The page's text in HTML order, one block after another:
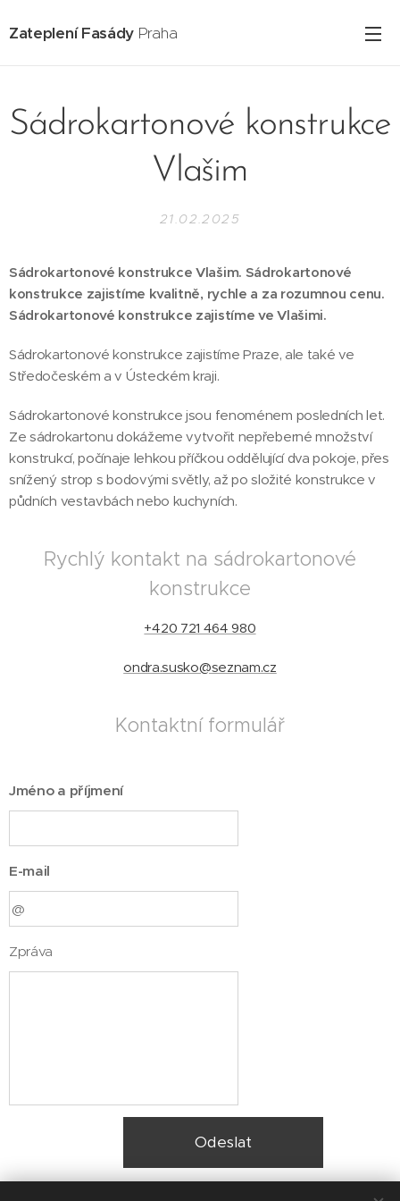
Zateplení Fasády Praha
Sádrokartonové konstrukce
Vlašim
21.02.2025
Sádrokartonové konstrukce Vlašim. Sádrokartonové
konstrukce zajistíme kvalitně, rychle a za rozumnou cenu.
Sádrokartonové konstrukce zajistíme ve Vlašimi.
Sádrokartonové konstrukce zajistíme Praze, ale také ve
Středočeském a v Ústeckém kraji.
Sádrokartonové konstrukce jsou fenoménem posledních let.
Ze sádrokartonu dokážeme vytvořit nepřeberné množství
konstrukcí, počínaje lehkou příčkou oddělující dva pokoje, přes
snížený strop s bodovými světly, až po složité konstrukce v
půdních vestavbách nebo kuchyních.
Rychlý kontakt na sádrokartonové
konstrukce
+420 721 464 980
ondra.susko@seznam.cz
Kontaktní formulář
Jméno a příjmení
E-mail
Zpráva
Odeslat